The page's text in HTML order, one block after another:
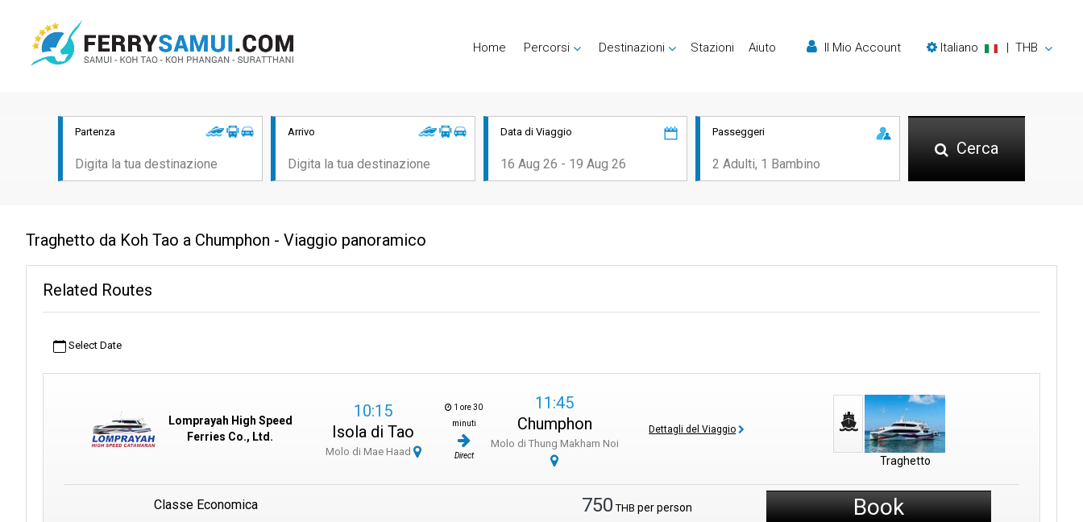
Home Percorsi Destinazioni Stazioni Aiuto Il Mio Account Italiano | THB
Partenza Arrivo Data di Viaggio Passeggeri
Cerca
Traghetto da Koh Tao a Chumphon - Viaggio panoramico
Related Routes
Select Date
Lomprayah High Speed
Ferries Co., Ltd.
10:15
Isola di Tao
Molo di Mae Haad
1 ore 30
minuti
Direct
11:45
Chumphon
Molo di Thung Makham Noi
Dettagli del Viaggio
Traghetto
Classe Economica 750 THB per person Book